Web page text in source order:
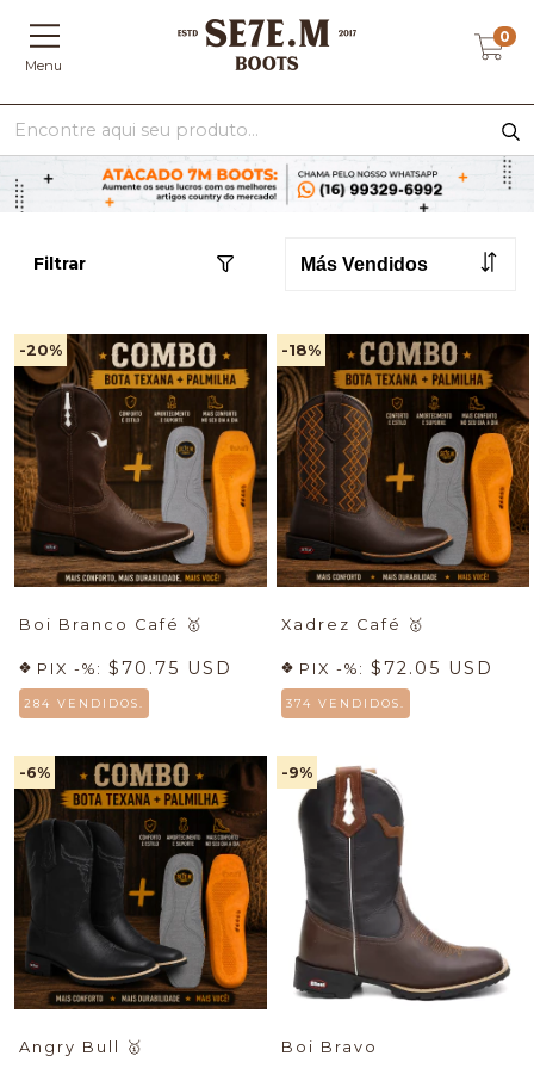
Menu
0
Filtrar
-20%
Boi Branco Café 🥇
PIX -%: $70.75 USD
284 VENDIDOS.
-18%
Xadrez Café 🥇
PIX -%: $72.05 USD
374 VENDIDOS.
-6%
Angry Bull 🥇
-9%
Boi Bravo